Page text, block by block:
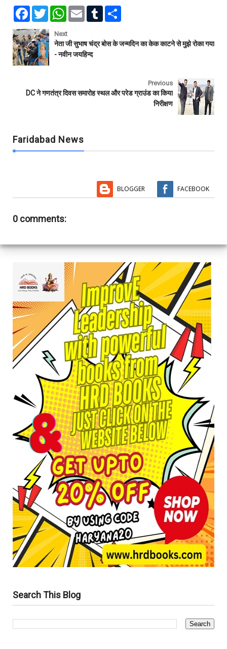
F
e
b
o
o
k
T
w
t
t
e
r
W
t
s
A
p
E
l
T
l
e
Next
नेता जी सुभाष चंद्र बोस के जन्मदिन का केक काटने से मुझे रोका गया
- नवीन जयहिन्द
Previous
DC ने गणतंत्र दिवस समारोह स्थल और परेड ग्राउंड का किया
निरीक्षण
Faridabad News
BLOGGER FACEBOOK
0 comments:
Search This Blog